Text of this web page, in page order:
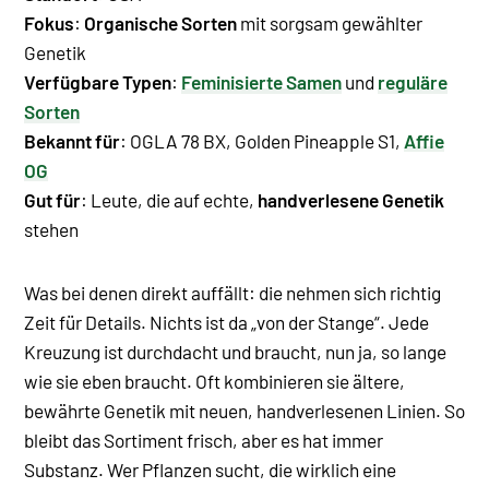
Fokus: Organische Sorten mit sorgsam gewählter
Genetik
Verfügbare Typen: Feminisierte Samen und reguläre
Sorten
Bekannt für: OGLA 78 BX, Golden Pineapple S1, Affie
OG
Gut für: Leute, die auf echte, handverlesene Genetik
stehen
Was bei denen direkt auffällt: die nehmen sich richtig
Zeit für Details. Nichts ist da „von der Stange“. Jede
Kreuzung ist durchdacht und braucht, nun ja, so lange
wie sie eben braucht. Oft kombinieren sie ältere,
bewährte Genetik mit neuen, handverlesenen Linien. So
bleibt das Sortiment frisch, aber es hat immer
Substanz. Wer Pflanzen sucht, die wirklich eine